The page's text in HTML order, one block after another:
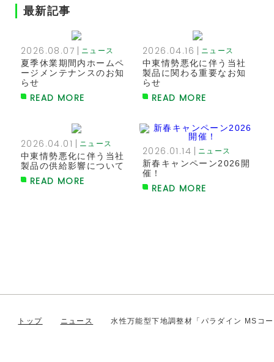
最新記事
2026.08.07 ニュース
夏季休業期間内ホームペ
ージメンテナンスのお知
らせ
READ MORE
2026.04.16 ニュース
中東情勢悪化に伴う当社
製品に関わる重要なお知
らせ
READ MORE
2026.04.01 ニュース
中東情勢悪化に伴う当社
製品の供給影響について
READ MORE
2026.01.14 ニュース
新春キャンペーン2026開
催！
READ MORE
トップ ニュース 水性万能型下地調整材「パラダイン MSコ